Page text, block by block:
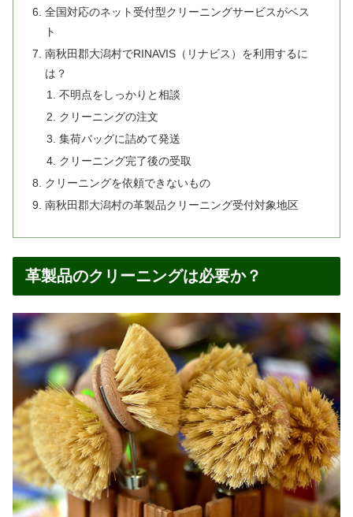
全国対応のネット受付型クリーニングサービスがベス
ト
南秋田郡大潟村でRINAVIS（リナビス）を利用するに
は？
不明点をしっかりと相談
クリーニングの注文
集荷バッグに詰めて発送
クリーニング完了後の受取
クリーニングを依頼できないもの
南秋田郡大潟村の革製品クリーニング受付対象地区
革製品のクリーニングは必要か？